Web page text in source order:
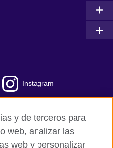
Instagram
y de terceros para
web, analizar las
web y personalizar